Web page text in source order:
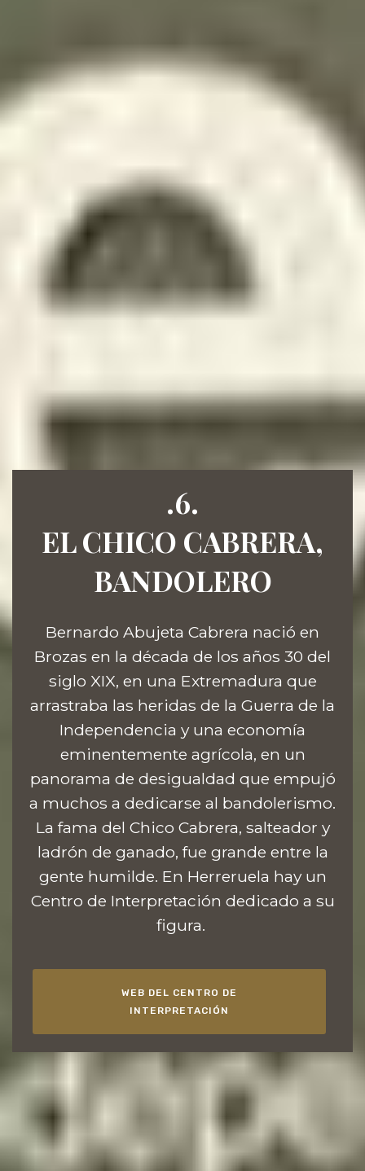
.6.
EL CHICO CABRERA,
BANDOLERO
Bernardo Abujeta Cabrera nació en
Brozas en la década de los años 30 del
siglo XIX, en una Extremadura que
arrastraba las heridas de la Guerra de la
Independencia y una economía
eminentemente agrícola, en un
panorama de desigualdad que empujó
a muchos a dedicarse al bandolerismo.
La fama del Chico Cabrera, salteador y
ladrón de ganado, fue grande entre la
gente humilde. En Herreruela hay un
Centro de Interpretación dedicado a su
figura.
WEB DEL CENTRO DE
INTERPRETACIÓN